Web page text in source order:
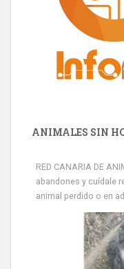
ANIMALES SIN
RED CANARIA DE
abandones y cuídale
animal perdido o en